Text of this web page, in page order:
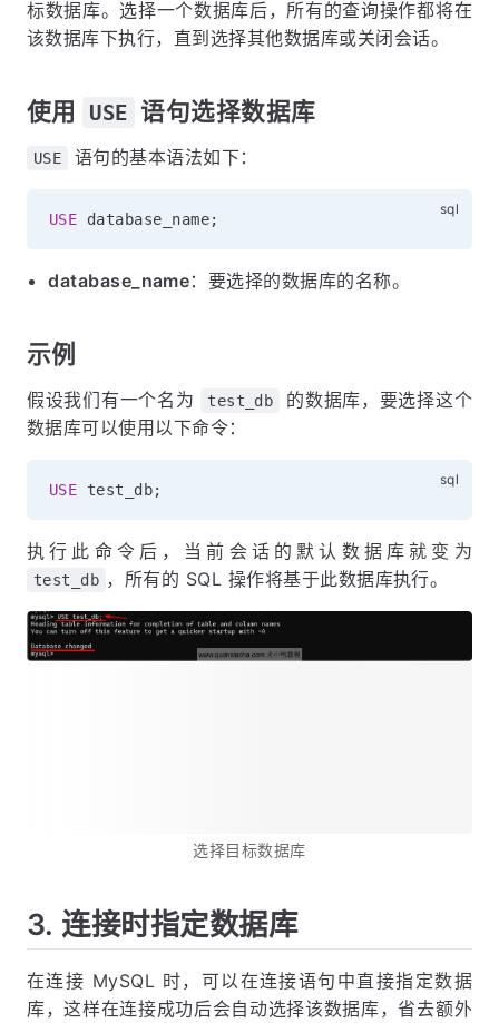
标数据库。选择一个数据库后，所有的查询操作都将在
该数据库下执行，直到选择其他数据库或关闭会话。
使用 USE 语句选择数据库
USE 语句的基本语法如下：
USE database_name;
database_name：要选择的数据库的名称。
示例
假设我们有一个名为 test_db
的数据库，要选择这个
数据库可以使用以下命令：
USE test_db;
执行此命令后，当前会话的默认数据库就变为
test_db ，所有的 SQL 操作将基于此数据库执行。
选择目标数据库
3. 连接时指定数据库
在连接 MySQL 时，可以在连接语句中直接指定数据
库，这样在连接成功后会自动选择该数据库，省去额外